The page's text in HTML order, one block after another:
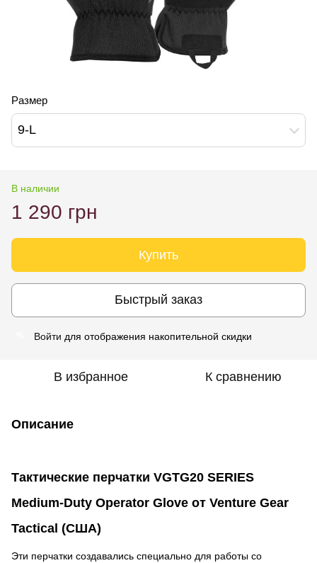
Размер
9-L
В наличии
1 290 грн
Купить
Быстрый заказ
Войти для отображения накопительной скидки
В избранное К сравнению
Описание
Тактические перчатки VGTG20 SERIES
Medium-Duty Operator Glove от Venture Gear
Tactical (США)
Эти перчатки создавались специально для работы со